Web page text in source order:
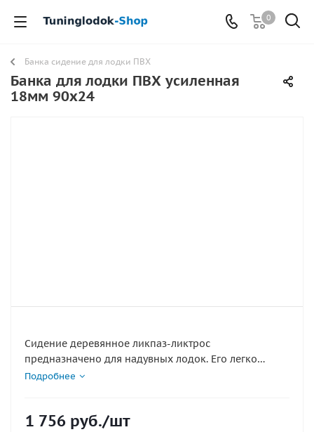
0
Банка сидение для лодки ПВХ
Банка для лодки ПВХ усиленная
18мм 90х24
Сидение деревянное ликпаз-ликтрос
предназначено для надувных лодок. Его легко
установить, снять либо передвинуть, чтобы
транспортируемого груза. Толщина фанеры 18мм
Подробнее
1 756 руб./шт